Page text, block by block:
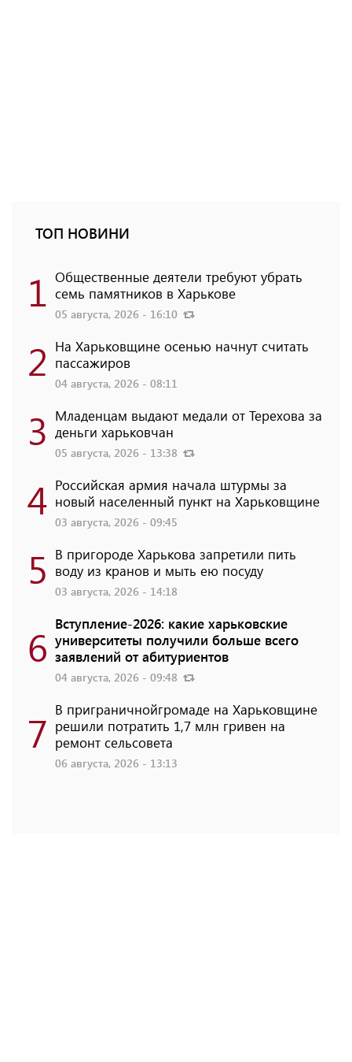
ТОП НОВИНИ
1 Общественные деятели требуют убрать
семь памятников в Харькове
05 августа, 2026 - 16:10
2 На Харьковщине осенью начнут считать
пассажиров
04 августа, 2026 - 08:11
3 Младенцам выдают медали от Терехова за
деньги харьковчан
05 августа, 2026 - 13:38
4 Российская армия начала штурмы за
новый населенный пункт на Харьковщине
03 августа, 2026 - 09:45
5 В пригороде Харькова запретили пить
воду из кранов и мыть ею посуду
03 августа, 2026 - 14:18
6 Вступление-2026: какие харьковские
университеты получили больше всего
заявлений от абитуриентов
04 августа, 2026 - 09:48
7 В приграничнойгромаде на Харьковщине
решили потратить 1,7 млн ​​гривен на
ремонт сельсовета
06 августа, 2026 - 13:13